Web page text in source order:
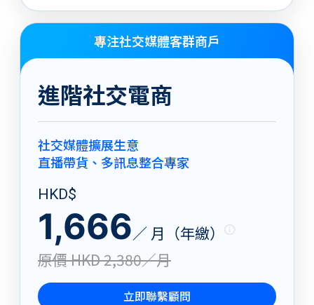
專注社交媒體客群商戶
進階社交電商
社交媒體擴展生意
直播帶貨、多訊息整合專家
HKD$
1,666／ 月（年繳）
原價 HKD 2,380／月
立即聯繫顧問